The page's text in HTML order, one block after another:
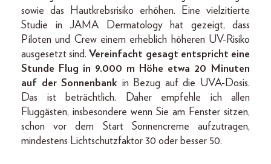
sowie das Hautkrebsrisiko erhöhen. Eine vielzitierte
Studie in JAMA Dermatology hat gezeigt, dass
Piloten und Crew einem erheblich höheren UV-Risiko
ausgesetzt sind.Vereinfacht gesagt entspricht eine
Stunde Flug in 9.000 m Höhe etwa 20 Minuten
auf der Sonnenbank in Bezug auf die UVA-Dosis.
Das ist beträchtlich. Daher empfehle ich allen
Fluggästen, insbesondere wenn Sie am Fenster sitzen,
schon vor dem Start Sonnencreme aufzutragen,
mindestens Lichtschutzfaktor 30 oder besser 50.